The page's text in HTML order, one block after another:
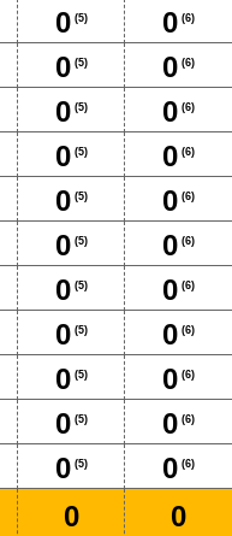
0(5) 0 (6)
0(5) 0 (6)
0(5) 0 (6)
0(5) 0 (6)
0(5) 0 (6)
0(5) 0 (6)
0(5) 0 (6)
0(5) 0 (6)
0(5) 0 (6)
0(5) 0 (6)
0(5) 0 (6)
0 0